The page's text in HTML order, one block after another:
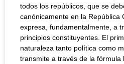
todos los repúblicos, que se
canónicamente en la República
expresa, fundamentalmente, a
principios constituyentes. El
naturaleza tanto política como
transmite a través de la fórmula